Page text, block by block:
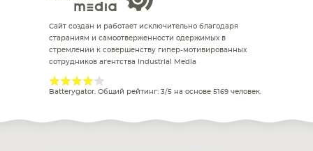
Сайт создан и работает исключительно благодаря
стараниям и самоотверженности одержимых в
стремлении к совершенству гипер-мотивированных
сотрудников агентства Industrial Media
Batterygator. Общий рейтинг: 3/5 на основе 5169 человек.